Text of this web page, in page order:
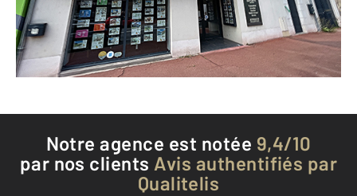
Envoyer un message
Téléphoner à l'agence
Notre agence est notée 9,4/10
par nos clients Avis authentifiés par
Qualitelis